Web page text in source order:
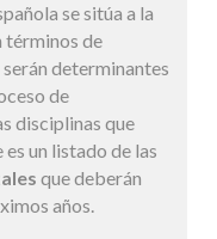
se sitúa a la
términos de
determinantes
de
disciplinas que
un listado de las
que deberán
años.